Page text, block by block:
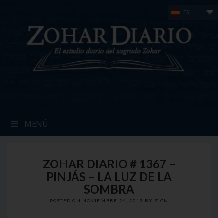
ES
MENÚ
ZOHAR DIARIO # 1367 –
PINJÁS – LA LUZ DE LA
SOMBRA
POSTED ON NOVIEMBRE 24, 2013 BY ZION